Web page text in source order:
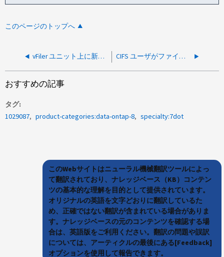
このページのトップへ
vFiler ユニット上に新しく作成されたボリューム上でクォータをアクティブ化できません CIFS ユーザがファイルを開いているときに「 cf giveback 」を完了できません
おすすめの記事
タグ
1029087
product-categories:data-ontap-8 specialty:7dot
このWebサイトはニューラル機械翻訳ツールによっ
て翻訳されており、ナレッジベース（KB）コンテン
ツの基本的な理解を目的として提供されています。
オリジナルの英語を文字どおりに翻訳しているた
め、正確ではない翻訳が含まれている場合がありま
す。ナレッジベースの元のコンテンツを確認する場
合は、英語版をご利用ください。翻訳の問題や誤訳
については、アーティクルの最後にある[Feedback]
オプションを使用して報告できます。